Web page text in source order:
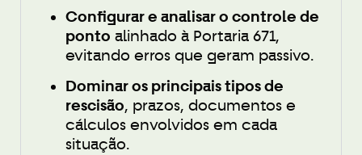
Configurar e analisar o controle de
ponto alinhado à Portaria 671,
evitando erros que geram passivo.
Dominar os principais tipos de
rescisão, prazos, documentos e
cálculos envolvidos em cada
situação.